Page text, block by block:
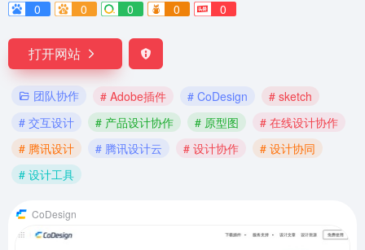
0
0 0 0 0
打开网站
团队协作 # Adobe插件 # CoDesign
# sketch
# 交互设计
# 产品设计协作 # 原型图
# 在线设计协作
# 腾讯设计
# 腾讯设计云 # 设计协作
# 设计协同
# 设计工具
CoDesign